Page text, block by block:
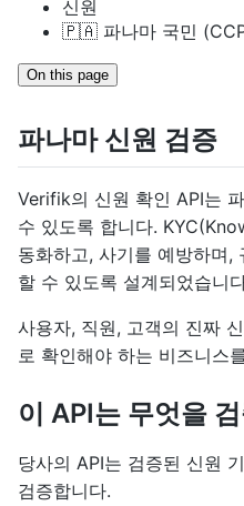
신원
🇵🇦 파나마 국민
On this page
파나마 신원 검증
Verifik의 신원 확인 API는
수 있도록 합니다.
동화하고, 사기를 예방하며,
할 수 있도록 설계되었습니
사용자, 직원, 고객의 진짜
로 확인해야 하는 비즈니스
이 API는 무엇을
당사의 API는 검증된 신원
검증합니다.